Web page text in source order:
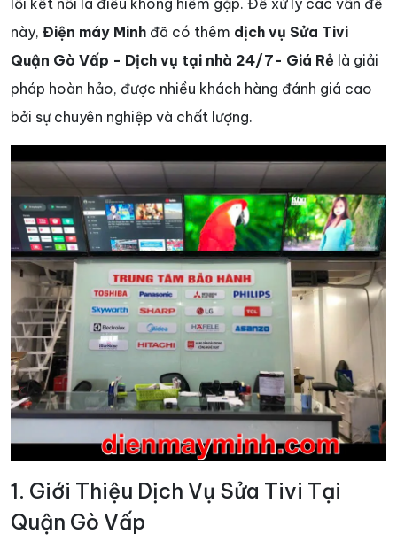
lỗi kết nối là điều không hiếm gặp. Để xử lý các vấn đề
này, Điện máy Minh đã có thêm dịch vụ Sửa Tivi
Quận Gò Vấp - Dịch vụ tại nhà 24/7- Giá Rẻ là giải
pháp hoàn hảo, được nhiều khách hàng đánh giá cao
bởi sự chuyên nghiệp và chất lượng.
1. Giới Thiệu Dịch Vụ Sửa Tivi Tại
Quận Gò Vấp